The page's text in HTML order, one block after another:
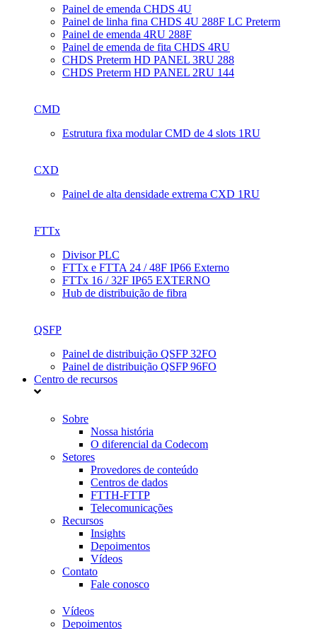
Painel de emenda CHDS 4U
Painel de linha fina CHDS 4U 288F LC Preterm
Painel de emenda 4RU 288F
Painel de emenda de fita CHDS 4RU
CHDS Preterm HD PANEL 3RU 288
CHDS Preterm HD PANEL 2RU 144
CMD
Estrutura fixa modular CMD de 4 slots 1RU
CXD
Painel de alta densidade extrema CXD 1RU
FTTx
Divisor PLC
FTTx e FTTA 24 / 48F IP66 Externo
FTTx 16 / 32F IP65 EXTERNO
Hub de distribuição de fibra
QSFP
Painel de distribuição QSFP 32FO
Painel de distribuição QSFP 96FO
Centro de recursos
Sobre
Nossa história
O diferencial da Codecom
Setores
Provedores de conteúdo
Centros de dados
FTTH-FTTP
Telecomunicações
Recursos
Insights
Depoimentos
Vídeos
Contato
Fale conosco
Vídeos
Depoimentos